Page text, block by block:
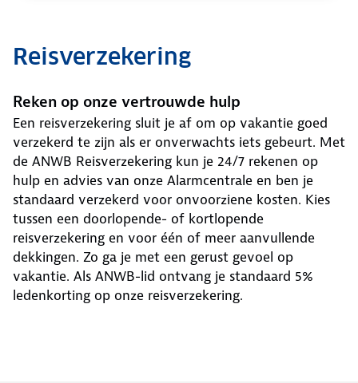
Reisverzekering
Reken op onze vertrouwde hulp
Een reisverzekering sluit je af om op vakantie goed
verzekerd te zijn als er onverwachts iets gebeurt. Met
de ANWB Reisverzekering kun je 24/7 rekenen op
hulp en advies van onze Alarmcentrale en ben je
standaard verzekerd voor onvoorziene kosten. Kies
tussen een doorlopende- of kortlopende
reisverzekering en voor één of meer aanvullende
dekkingen. Zo ga je met een gerust gevoel op
vakantie. Als ANWB-lid ontvang je standaard 5%
ledenkorting op onze reisverzekering.